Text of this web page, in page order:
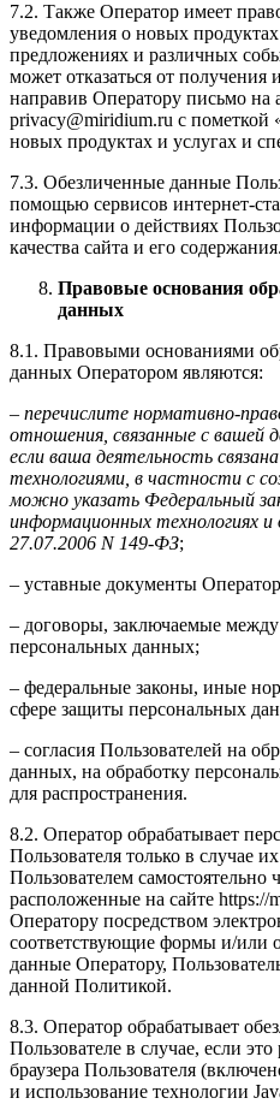
7.2. Также Оператор имеет
уведомления о новых
предложениях и различных
может отказаться от
направив Оператору письмо на
privacy@miridium.ru с пометкой
новых продуктах и услугах и
7.3. Обезличенные данные
помощью сервисов интернет-
информации о действиях
качества сайта и его содержания.
Правовые основания
данных
8.1. Правовыми основаниями
данных Оператором являются:
– перечислите нормативно-
отношения, связанные с вашей
если ваша деятельность
технологиями, в частности с
можно указать Федеральный
информационных технологиях
27.07.2006 N 149-ФЗ;
– уставные документы
– договоры, заключаемые
персональных данных;
– федеральные законы, иные
сфере защиты персональных
– согласия Пользователей на
данных, на обработку
для распространения.
8.2. Оператор обрабатывает
Пользователя только в случае
Пользователем
расположенные на сайте
Оператору посредством
соответствующие формы и/или
данные Оператору,
данной Политикой.
8.3. Оператор обрабатывает
Пользователе в случае, если
браузера Пользователя
и использование технологии